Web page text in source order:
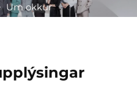
Um okkur